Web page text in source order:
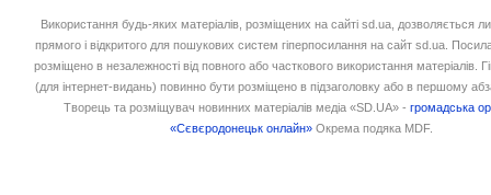
Використання будь-яких матеріалів, розміщених на сайті sd.ua, дозволяється
прямого і відкритого для пошукових систем гіперпосилання на сайт sd.ua.
розміщено в незалежності від повного або часткового використання матеріалів.
(для інтернет-видань) повинно бути розміщено в підзаголовку або в першому
Творець та розміщувач новинних матеріалів медіа «SD.UA» -громадська
«Сєвєродонецьк онлайн» Окрема подяка MDF.